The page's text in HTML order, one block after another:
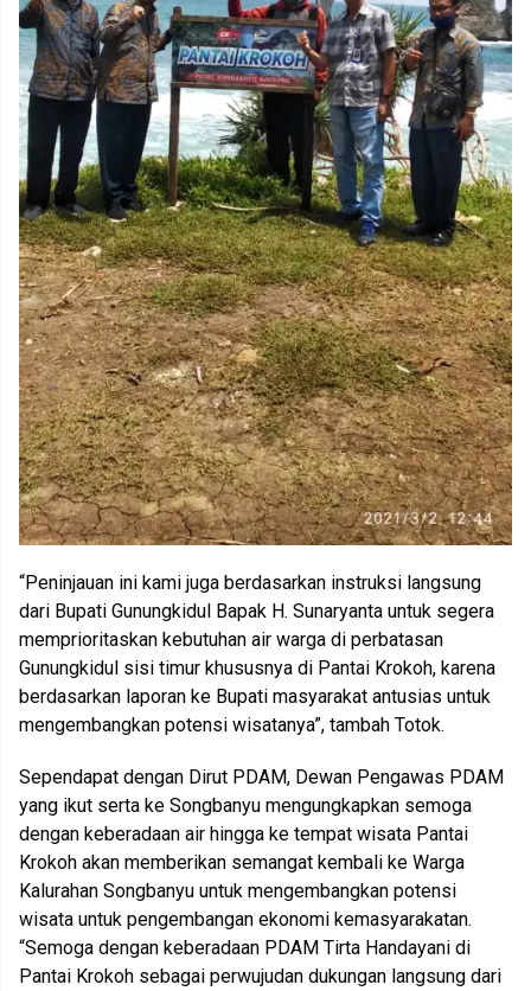
“Peninjauan ini kami juga berdasarkan instruksi langsung
dari Bupati Gunungkidul Bapak H. Sunaryanta untuk segera
memprioritaskan kebutuhan air warga di perbatasan
Gunungkidul sisi timur khususnya di Pantai Krokoh, karena
berdasarkan laporan ke Bupati masyarakat antusias untuk
mengembangkan potensi wisatanya”, tambah Totok.
Sependapat dengan Dirut PDAM, Dewan Pengawas PDAM
yang ikut serta ke Songbanyu mengungkapkan semoga
dengan keberadaan air hingga ke tempat wisata Pantai
Krokoh akan memberikan semangat kembali ke Warga
Kalurahan Songbanyu untuk mengembangkan potensi
wisata untuk pengembangan ekonomi kemasyarakatan.
“Semoga dengan keberadaan PDAM Tirta Handayani di
Pantai Krokoh sebagai perwujudan dukungan langsung dari